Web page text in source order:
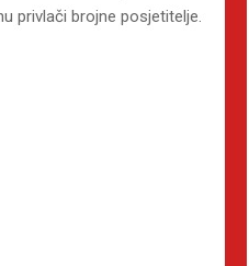
privlači brojne posjetitelje.